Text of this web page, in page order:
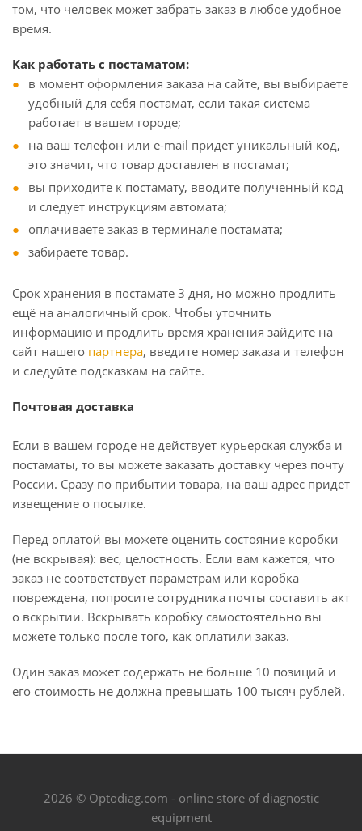
том, что человек может забрать заказ в любое удобное
время.
Как работать с постаматом:
в момент оформления заказа на сайте, вы выбираете
удобный для себя постамат, если такая система
работает в вашем городе;
на ваш телефон или e-mail придет уникальный код,
это значит, что товар доставлен в постамат;
вы приходите к постамату, вводите полученный код
и следует инструкциям автомата;
оплачиваете заказ в терминале постамата;
забираете товар.
Срок хранения в постамате 3 дня, но можно продлить
ещё на аналогичный срок. Чтобы уточнить
информацию и продлить время хранения зайдите на
сайт нашего партнера, введите номер заказа и телефон
и следуйте подсказкам на сайте.
Почтовая доставка
Если в вашем городе не действует курьерская служба и
постаматы, то вы можете заказать доставку через почту
России. Сразу по прибытии товара, на ваш адрес придет
извещение о посылке.
Перед оплатой вы можете оценить состояние коробки
(не вскрывая): вес, целостность. Если вам кажется, что
заказ не соответствует параметрам или коробка
повреждена, попросите сотрудника почты составить акт
о вскрытии. Вскрывать коробку самостоятельно вы
можете только после того, как оплатили заказ.
Один заказ может содержать не больше 10 позиций и
его стоимость не должна превышать 100 тысяч рублей.
2026 © Optodiag.com - online store of diagnostic
equipment